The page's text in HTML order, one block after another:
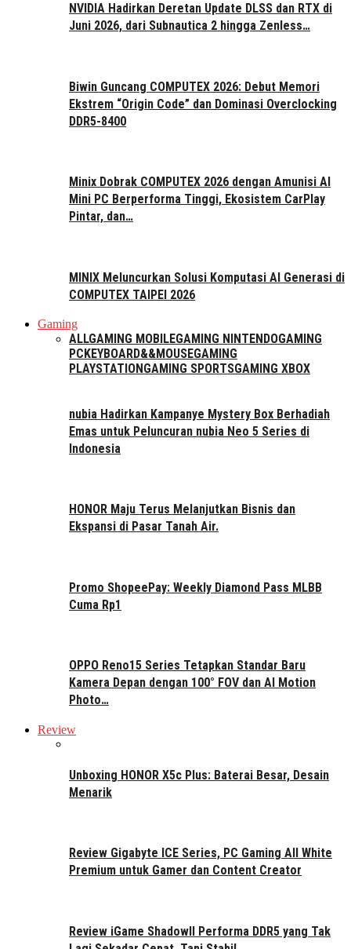
NVIDIA Hadirkan Deretan Update DLSS dan RTX di
Juni 2026, dari Subnautica 2 hingga Zenless…
Biwin Guncang COMPUTEX 2026: Debut Memori
Ekstrem “Origin Code” dan Dominasi Overclocking
DDR5-8400
Minix Dobrak COMPUTEX 2026 dengan Amunisi AI
Mini PC Berperforma Tinggi, Ekosistem CarPlay
Pintar, dan…
MINIX Meluncurkan Solusi Komputasi AI Generasi di
COMPUTEX TAIPEI 2026
Gaming
ALLGAMING MOBILEGAMING NINTENDOGAMING
PC KEYBOARD&&MOUSEGAMING
PLAYSTATION GAMING SPORTSGAMING XBOX
nubia Hadirkan Kampanye Mystery Box Berhadiah
Emas untuk Peluncuran nubia Neo 5 Series di
Indonesia
HONOR Maju Terus Melanjutkan Bisnis dan
Ekspansi di Pasar Tanah Air.
Promo ShopeePay: Weekly Diamond Pass MLBB
Cuma Rp1
OPPO Reno15 Series Tetapkan Standar Baru
Kamera Depan dengan 100° FOV dan AI Motion
Photo…
Review
Unboxing HONOR X5c Plus: Baterai Besar, Desain
Menarik
Review Gigabyte ICE Series, PC Gaming All White
Premium untuk Gamer dan Content Creator
Review iGame ShadowII Performa DDR5 yang Tak